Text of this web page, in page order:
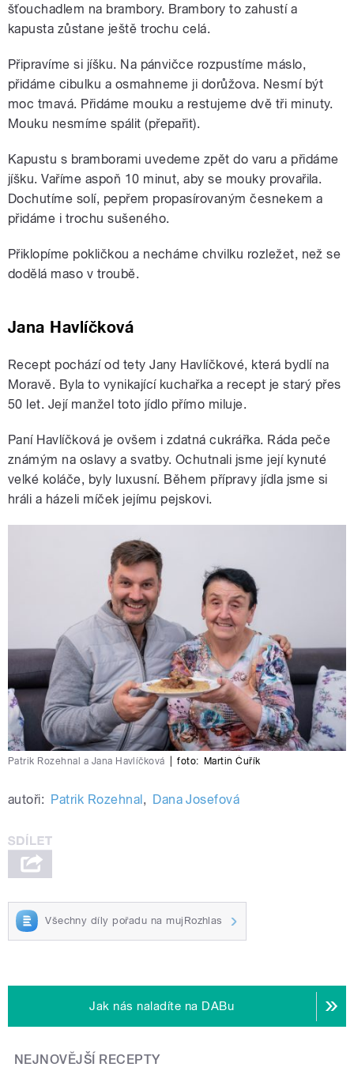
šťouchadlem na brambory. Brambory to zahustí a
kapusta zůstane ještě trochu celá.
Připravíme si jíšku. Na pánvičce rozpustíme máslo,
přidáme cibulku a osmahneme ji dorůžova. Nesmí být
moc tmavá. Přidáme mouku a restujeme dvě tři minuty.
Mouku nesmíme spálit (přepařit).
Kapustu s bramborami uvedeme zpět do varu a přidáme
jíšku. Vaříme aspoň 10 minut, aby se mouky provařila.
Dochutíme solí, pepřem propasírovaným česnekem a
přidáme i trochu sušeného.
Přiklopíme pokličkou a necháme chvilku rozležet, než se
dodělá maso v troubě.
Jana Havlíčková
Recept pochází od tety Jany Havlíčkové, která bydlí na
Moravě. Byla to vynikající kuchařka a recept je starý přes
50 let. Její manžel toto jídlo přímo miluje.
Paní Havlíčková je ovšem i zdatná cukrářka. Ráda peče
známým na oslavy a svatby. Ochutnali jsme její kynuté
velké koláče, byly luxusní. Během přípravy jídla jsme si
hráli a házeli míček jejímu pejskovi.
Patrik Rozehnal a Jana Havlíčková foto: Martin Čuřík
autoři: Patrik Rozehnal, Dana Josefová
Všechny díly pořadu na mujRozhlas
Jak nás naladíte na DABu
NEJNOVĚJŠÍ RECEPTY